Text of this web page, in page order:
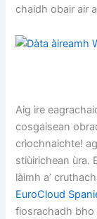
chaidh obair air
Aig ìre
cosgaisean
crìochnaichte!
stiùirichean ùra.
làimh a’
EuroCloud
fiosrachadh bho